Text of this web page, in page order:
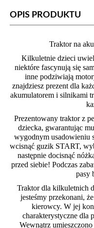
OPIS PRODUKTU
Traktor na
Kilkuletnie dzieci
niektóre fascynują się
inne podziwiają
znajdziesz prezent dla
akumulatorem i silnikami
Prezentowany traktor z
dziecka, gwarantując
wygodnym usadowieniu
wcisnąć guzik START,
następnie docisnąć
przed siebie! Podczas
pasy
Traktor dla kilkuletnich
jesteśmy przekonani,
kierowcy. W jej
charakterystyczne dla
Wewnątrz